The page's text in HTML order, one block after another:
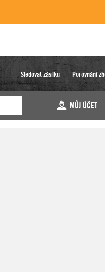
Sledovat zásilku Porovnání
MŮJ ÚČET